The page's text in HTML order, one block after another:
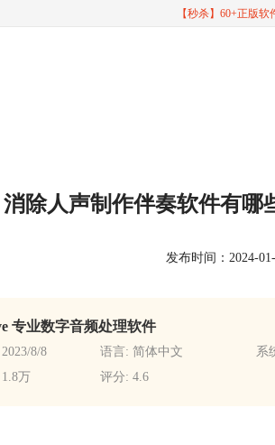
【秒杀】60+正版
消除人声制作伴奏软件有哪
发布时间：2024-
专业数字音频处理软件
8/8 语言: 简体中文
系
万
评分: 4.6